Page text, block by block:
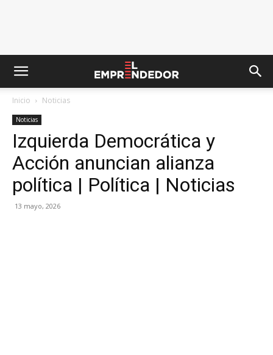
Inicio Noticias
Noticias
Izquierda Democrática y
Acción anuncian alianza
política | Política | Noticias
13 mayo, 2026